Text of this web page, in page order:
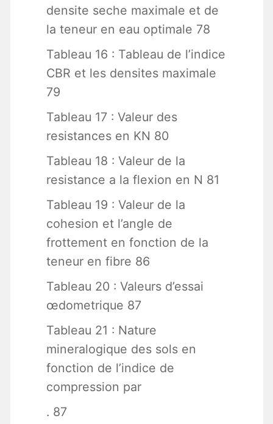
densite seche maximale et de
la teneur en eau optimale 78
Tableau 16 : Tableau de l’indice
CBR et les densites maximale
79
Tableau 17 : Valeur des
resistances en KN 80
Tableau 18 : Valeur de la
resistance a la flexion en N 81
Tableau 19 : Valeur de la
cohesion et l’angle de
frottement en fonction de la
teneur en fibre 86
Tableau 20 : Valeurs d’essai
œdometrique 87
Tableau 21 : Nature
mineralogique des sols en
fonction de l’indice de
compression par
. 87